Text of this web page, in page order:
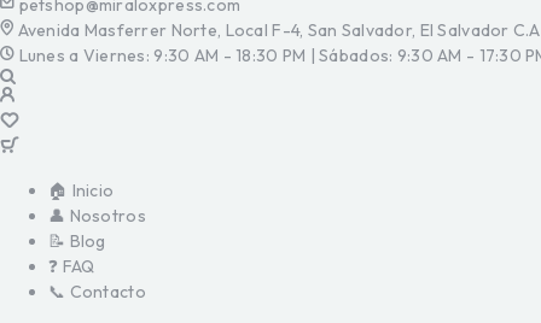
petshop@miraloxpress.com
Avenida Masferrer Norte, Local F-4, San Salvador, El Salvador
Lunes a Viernes: 9:30 AM - 18:30 PM | Sábados: 9:30 AM - 17:30
🏠 Inicio
👤 Nosotros
📝 Blog
❓ FAQ
📞 Contacto